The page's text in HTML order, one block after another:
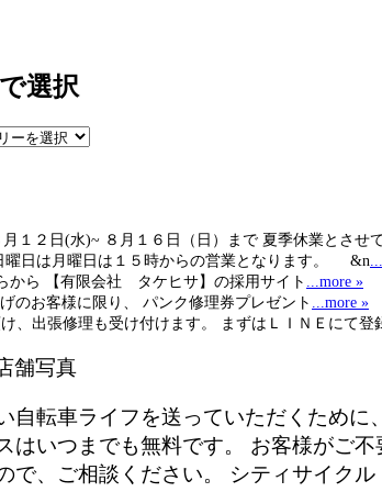
選択
１２日(水)~ ８月１６日（日）まで 夏季休業とさせ
曜日は月曜日は１５時からの営業となります。 &n
から 【有限会社 タケヒサ】の採用サイト ...more »
のお客様に限り、 パンク修理券プレゼント ...more »
、出張修理も受け付けます。 まずはＬＩＮＥにて登
自転車ライフを送っていただくため
はいつまでも無料です。 お客様がご
で、ご相談ください。 シティサイク